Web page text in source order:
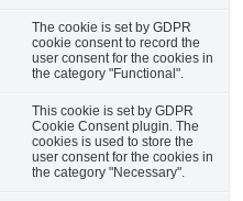
The cookie is set by GDPR
cookie consent to record the
user consent for the cookies in
the category "Functional".
This cookie is set by GDPR
Cookie Consent plugin. The
cookies is used to store the
user consent for the cookies in
the category "Necessary".